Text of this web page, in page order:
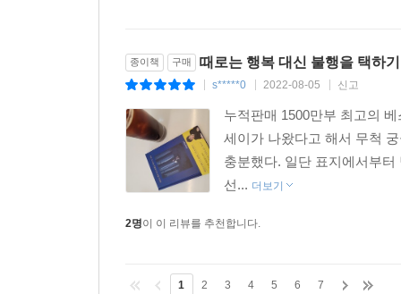
종이책 구매 때로는 행복 대신 불행을 택하
s*****0 2022-08-05 신고
누적판매 1500만부 최고의
세이가 나왔다고 해서 무척
충분했다. 일단 표지에서부
선... 더보기
2명이 이 리뷰를 추천합니다.
1 2 3 4 5 6 7